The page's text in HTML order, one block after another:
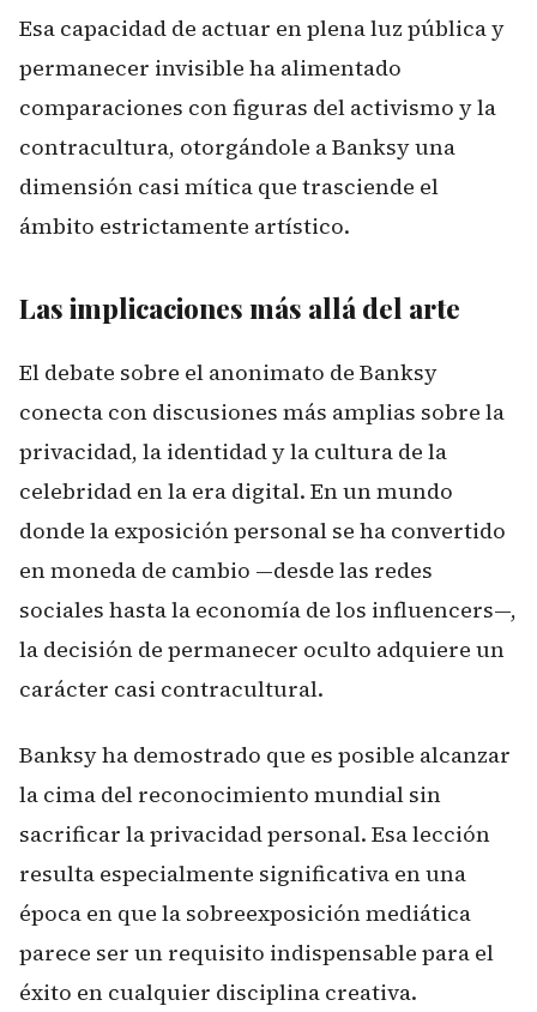
Esa capacidad de actuar en plena luz pública y
permanecer invisible ha alimentado
comparaciones con figuras del activismo y la
contracultura, otorgándole a Banksy una
dimensión casi mítica que trasciende el
ámbito estrictamente artístico.
Las implicaciones más allá del arte
El debate sobre el anonimato de Banksy
conecta con discusiones más amplias sobre la
privacidad, la identidad y la cultura de la
celebridad en la era digital. En un mundo
donde la exposición personal se ha convertido
en moneda de cambio —desde las redes
sociales hasta la economía de los influencers—,
la decisión de permanecer oculto adquiere un
carácter casi contracultural.
Banksy ha demostrado que es posible alcanzar
la cima del reconocimiento mundial sin
sacrificar la privacidad personal. Esa lección
resulta especialmente significativa en una
época en que la sobreexposición mediática
parece ser un requisito indispensable para el
éxito en cualquier disciplina creativa.